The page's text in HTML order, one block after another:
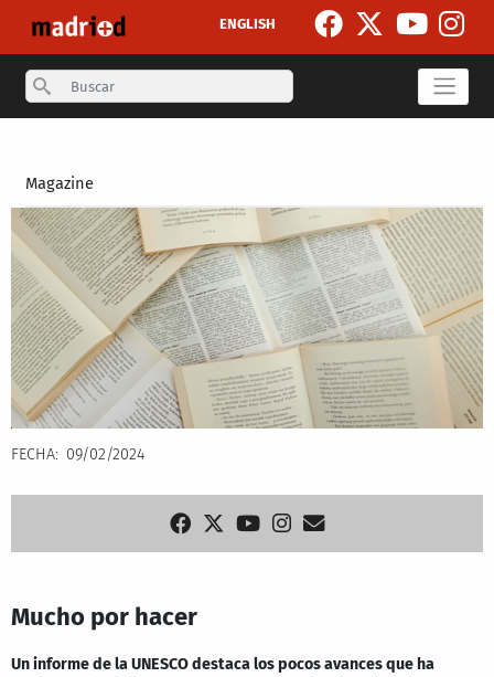
ENGLISH
Search
Magazine
FECHA 09/02/2024
Mucho por hacer
Un informe de la UNESCO destaca los pocos avances que ha